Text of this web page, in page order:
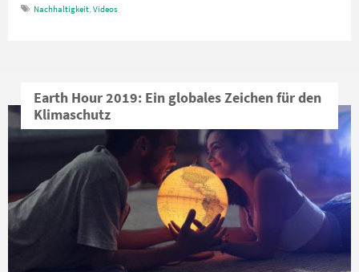
Nachhaltigkeit, Videos
Earth Hour 2019: Ein globales Zeichen für den
Klimaschutz